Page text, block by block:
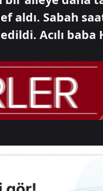
aldı. Sabah
Acılı